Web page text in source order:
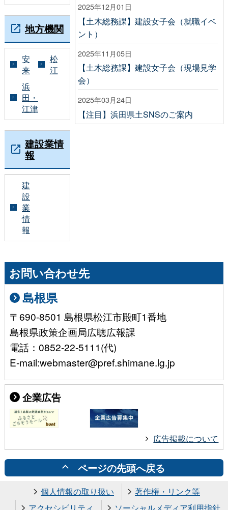
2025年12月01日
【土木総務課】建設女子会（就職イベ
ント）
2025年11月05日
【土木総務課】建設女子会（現場見学
会）
2025年03月24日
【注目】浜田県土SNSのご案内
地方機関
安
来
松
江
浜
田・
江津
建設業情
報
建
設
業
情
報
お問い合わせ先
島根県
〒690-8501 島根県松江市殿町1番地
島根県政策企画局広聴広報課
電話：0852-22-5111(代)
E-mail:webmaster@pref.shimane.lg.jp
企業広告
広告掲載について
ページの先頭へ戻る
個人情報の取り扱い
著作権・リンク等
アクセシビリティ
ソーシャルメディア利用指針